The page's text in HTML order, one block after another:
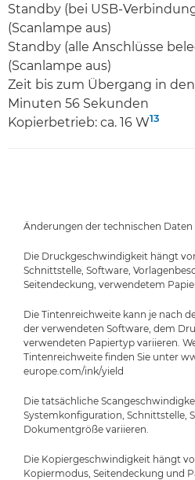
Standby (bei USB-Verbindung
(Scanlampe aus)
Standby (alle Anschlüsse
(Scanlampe aus)
Zeit bis zum Übergang in
Minuten 56 Sekunden
Kopierbetrieb: ca. 16 W13
Änderungen der technischen Daten
Die Druckgeschwindigkeit hängt
Schnittstelle, Software,
Seitendeckung, verwendetem
Die Tintenreichweite kann je nach
der verwendeten Software, dem
verwendeten Papiertyp variieren.
Tintenreichweite finden Sie unter
europe.com/ink/yield
Die tatsächliche
Systemkonfiguration, Schnittstelle,
Dokumentgröße variieren.
Die Kopiergeschwindigkeit hängt
Kopiermodus, Seitendeckung und